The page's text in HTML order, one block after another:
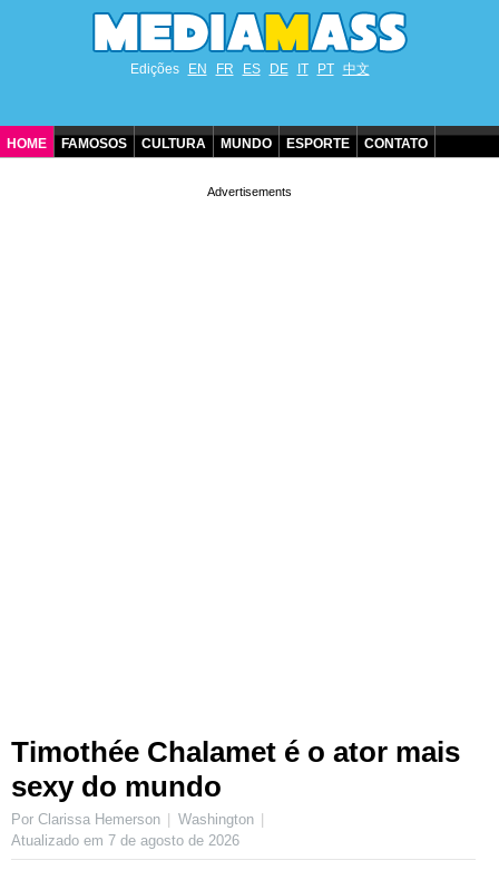
Edições EN FR ES DE IT PT 中文
HOME FAMOSOS CULTURA MUNDO ESPORTE CONTATO
Timothée Chalamet é o ator mais
sexy do mundo
Por Clarissa Hemerson
Washington
Atualizado em 7 de agosto de 2026